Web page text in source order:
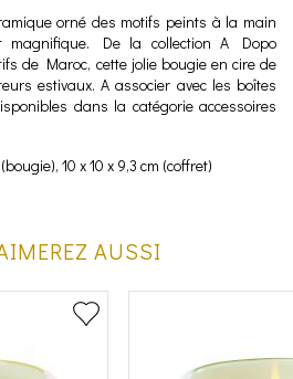
orné des motifs peints à la main
magnifique. De la collection A Dopo
de Maroc, cette jolie bougie en cire de
estivaux. A associer avec les boîtes
dans la catégorie accessoires
10 x 10 x 9,3 cm (coffret)
AUSSI